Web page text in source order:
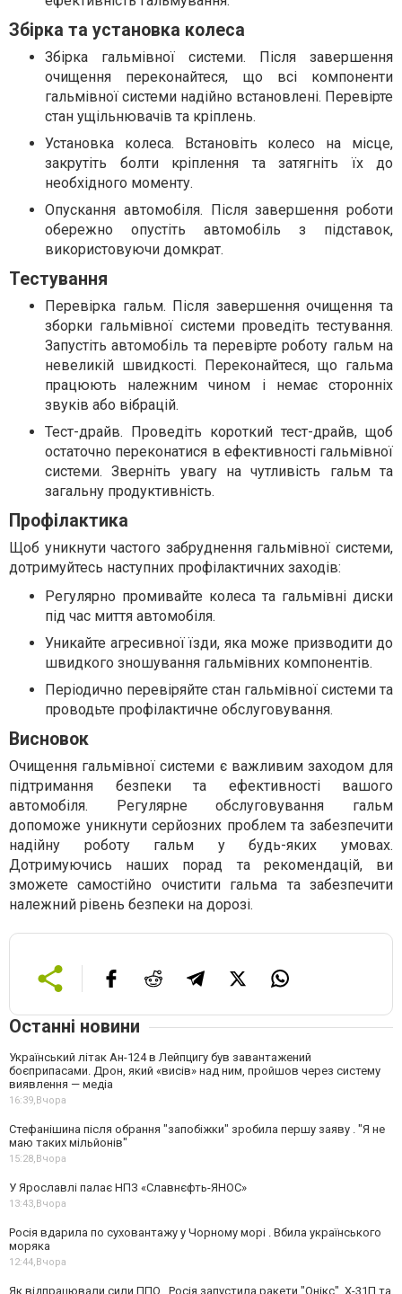
Збірка та установка колеса
Збірка гальмівної системи. Після завершення
очищення переконайтеся, що всі компоненти
гальмівної системи надійно встановлені. Перевірте
стан ущільнювачів та кріплень.
Установка колеса. Встановіть колесо на місце,
закрутіть болти кріплення та затягніть їх до
необхідного моменту.
Опускання автомобіля. Після завершення роботи
обережно опустіть автомобіль з підставок,
використовуючи домкрат.
Тестування
Перевірка гальм. Після завершення очищення та
зборки гальмівної системи проведіть тестування.
Запустіть автомобіль та перевірте роботу гальм на
невеликій швидкості. Переконайтеся, що гальма
працюють належним чином і немає сторонніх
звуків або вібрацій.
Тест-драйв. Проведіть короткий тест-драйв, щоб
остаточно переконатися в ефективності гальмівної
системи. Зверніть увагу на чутливість гальм та
загальну продуктивність.
Профілактика
Щоб уникнути частого забруднення гальмівної системи,
дотримуйтесь наступних профілактичних заходів:
Регулярно промивайте колеса та гальмівні диски
під час миття автомобіля.
Уникайте агресивної їзди, яка може призводити до
швидкого зношування гальмівних компонентів.
Періодично перевіряйте стан гальмівної системи та
проводьте профілактичне обслуговування.
Висновок
Очищення гальмівної системи є важливим заходом для
підтримання безпеки та ефективності вашого
автомобіля. Регулярне обслуговування гальм
допоможе уникнути серйозних проблем та забезпечити
надійну роботу гальм у будь-яких умовах.
Дотримуючись наших порад та рекомендацій, ви
зможете самостійно очистити гальма та забезпечити
належний рівень безпеки на дорозі.
Останні новини
Український літак Ан-124 в Лейпцигу був завантажений
боєприпасами. Дрон, який «висів» над ним, пройшов через систему
виявлення — медіа
16:39,Вчора
Стефанішина після обрання "запобіжки" зробила першу заяву . "Я не
маю таких мільйонів"
15:28,Вчора
У Ярославлі палає НПЗ «Славнєфть-ЯНОС»
13:43,Вчора
Росія вдарила по суховантажу у Чорному морі . Вбила українського
моряка
12:44,Вчора
Як відпрацювали сили ППО . Росія запустила ракети "Онікс", Х-31П та